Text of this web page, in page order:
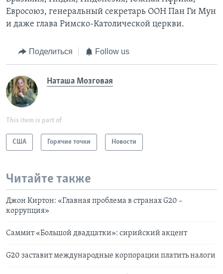
Евросоюз, генеральный секретарь ООН Пан Ги Мун
и даже глава Римско-Католической церкви.
Поделиться Follow us
Наташа Мозговая
This item is part of
США Горячие точки Новости
Читайте также
Джон Киртон: «Главная проблема в странах G20 –
коррупция»
Саммит «Большой двадцатки»: сирийский акцент
G20 заставит международные корпорации платить налоги